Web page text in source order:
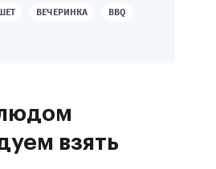
ВЕЧЕРИНКА BBQ
взять